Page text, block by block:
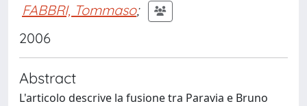
FABBRI, Tommaso;
2006
Abstract
L'articolo descrive la fusione tra Paravia e Bruno